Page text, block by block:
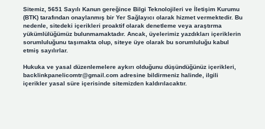
Sitemiz, 5651 Sayılı Kanun gereğince Bilgi Teknolojileri ve İletişim Kurumu
(BTK) tarafından onaylanmış bir Yer Sağlayıcı olarak hizmet vermektedir. Bu
nedenle, sitedeki içerikleri proaktif olarak denetleme veya araştırma
yükümlülüğümüz bulunmamaktadır. Ancak, üyelerimiz yazdıkları içeriklerin
sorumluluğunu taşımakta olup, siteye üye olarak bu sorumluluğu kabul
etmiş sayılırlar.
Hukuka ve yasal düzenlemelere aykırı olduğunu düşündüğünüz içerikleri,
backlinkpanelicomtr@gmail.comadresine bildirmeniz halinde, ilgili
içerikler yasal süre içerisinde sitemizden kaldırılacaktır.